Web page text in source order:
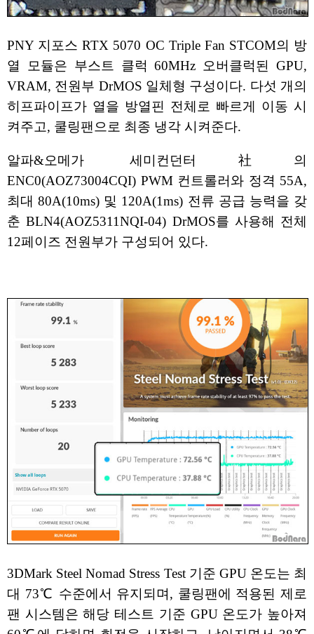
PNY 지포스 RTX 5070 OC Triple Fan STCOM의 방
열 모듈은 부스트 클럭 60MHz 오버클럭된 GPU,
VRAM, 전원부 DrMOS 일체형 구성이다. 다섯 개의
히프파이프가 열을 방열핀 전체로 빠르게 이동 시
켜주고, 쿨링팬으로 최종 냉각 시켜준다.
알파&오메가 세미컨던터社의
ENC0(AOZ73004CQI) PWM 컨트롤러와 정격 55A,
최대 80A(10ms) 및 120A(1ms) 전류 공급 능력을 갖
춘 BLN4(AOZ5311NQI-04) DrMOS를 사용해 전체
12페이즈 전원부가 구성되어 있다.
3DMark Steel Nomad Stress Test 기준 GPU 온도는 최
대 73℃ 수준에서 유지되며, 쿨링팬에 적용된 제로
팬 시스템은 해당 테스트 기준 GPU 온도가 높아져